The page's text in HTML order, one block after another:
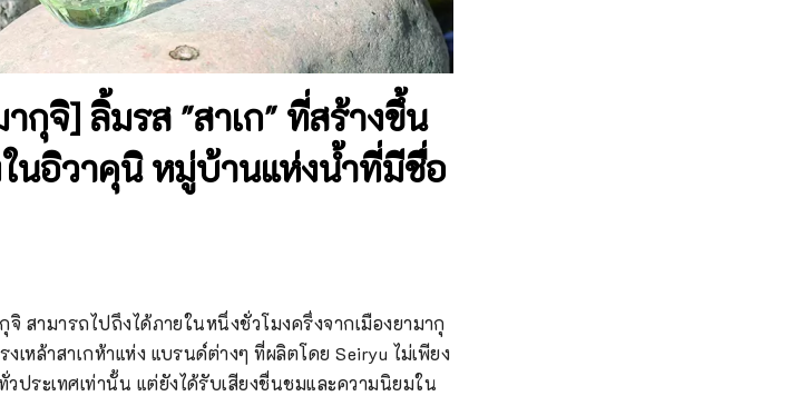
กุจิ] ลิ้มรส "สาเก" ที่สร้างขึ้น
ในอิวาคุนิ หมู่บ้านแห่งน้ำที่มีชื่อ
จิ สามารถไปถึงได้ภายในหนึ่งชั่วโมงครึ่งจากเมืองยามากุ
หล้าสาเกห้าแห่ง แบรนด์ต่างๆ ที่ผลิตโดย Seiryu ไม่เพียง
ระเทศเท่านั้น แต่ยังได้รับเสียงชื่นชมและความนิยมใน